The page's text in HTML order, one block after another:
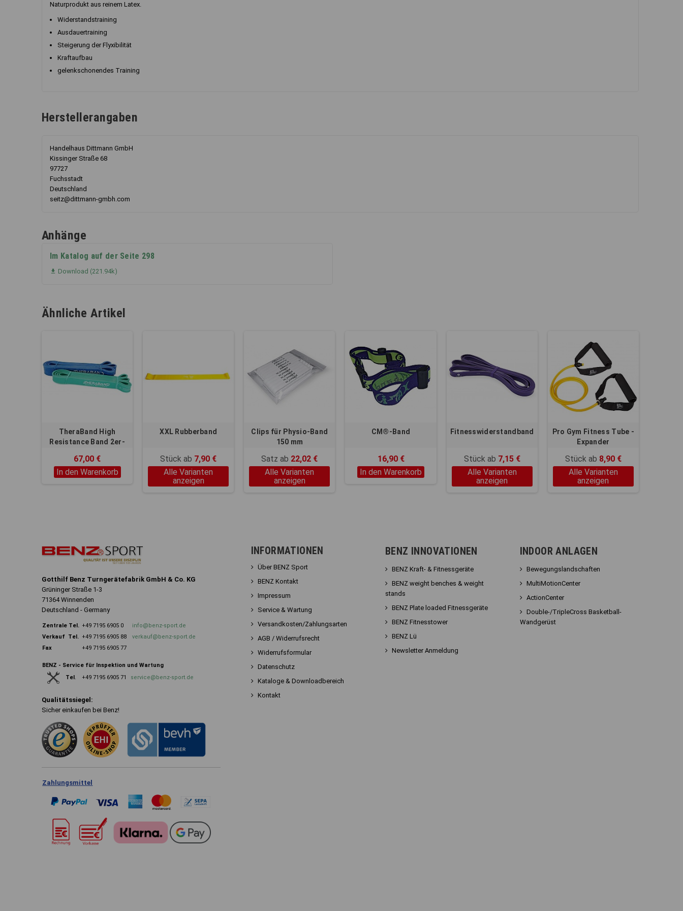
Naturprodukt aus reinem Latex.
Widerstandstraining
Ausdauertraining
Steigerung der Flyxibilität
Kraftaufbau
gelenkschonendes Training
Herstellerangaben
Handelhaus Dittmann GmbH
Kissinger Straße 68
97727
Fuchsstadt
Deutschland
seitz@dittmann-gmbh.com
Anhänge
Im Katalog auf der Seite 298
 Download (221.94k)
Ähnliche Artikel
TheraBand High
Resistance Band 2er-
67,00 €
In den Warenkorb
XXL Rubberband
Stück ab 7,90 €
Alle Varianten
anzeigen
Clips für Physio-Band
150 mm
Satz ab 22,02 €
Alle Varianten
anzeigen
CM®-Band
16,90 €
In den Warenkorb
Fitnesswiderstandband
Stück ab 7,15 €
Alle Varianten
anzeigen
Pro Gym Fitness Tube -
Expander
Stück ab 8,90 €
Alle Varianten
anzeigen
Gotthilf Benz Turngerätefabrik GmbH & Co. KG
Grüninger Straße 1-3
71364 Winnenden
Deutschland - Germany
Zentrale Tel. +49 7195 6905 0
info@benz-sport.de
Verkauf Tel.
+49 7195 6905 88
verkauf@benz-sport.de
Fax
+49 7195 6905 77
BENZ - Service für Inspektion und Wartung
Tel. +49 7195 6905 71 service@benz-sport.de
Qualitätssiegel:
Sicher einkaufen bei Benz!
Zahlungsmittel
INFORMATIONEN
Über BENZ Sport
BENZ Kontakt
Impressum
Service & Wartung
Versandkosten/Zahlungsarten
AGB / Widerrufsrecht
Widerrufsformular
Datenschutz
Kataloge & Downloadbereich
Kontakt
BENZ INNOVATIONEN
BENZ Kraft- & Fitnessgeräte
BENZ weight benches & weight
stands
BENZ Plate loaded Fitnessgeräte
BENZ Fitnesstower
BENZ Lü
Newsletter Anmeldung
INDOOR ANLAGEN
Bewegungslandschaften
MultiMotionCenter
ActionCenter
Double-/TripleCross Basketball-
Wandgerüst